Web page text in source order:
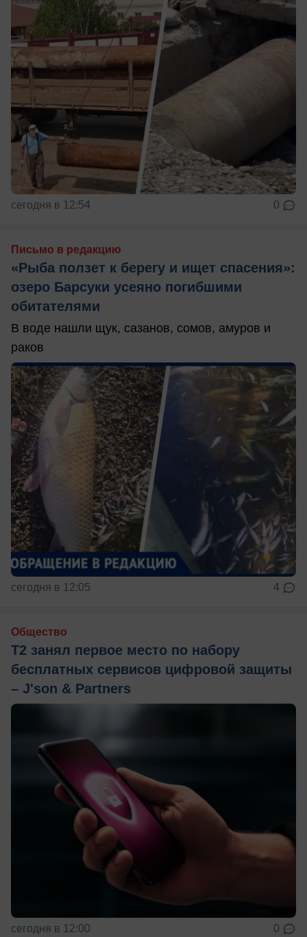
сегодня в 12:54 0
Письмо в редакцию
«Рыба ползет к берегу и ищет спасения»:
озеро Барсуки усеяно погибшими
обитателями
В воде нашли щук, сазанов, сомов, амуров и
раков
сегодня в 12:05 4
Общество
Т2 занял первое место по набору
бесплатных сервисов цифровой защиты
– J'son & Partners
сегодня в 12:00 0